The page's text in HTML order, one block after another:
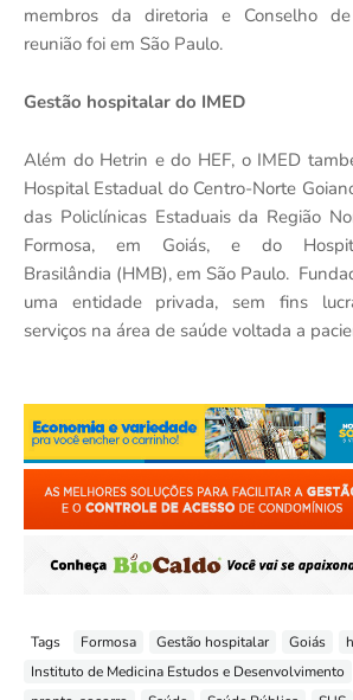
membros da diretoria e Conselho
reunião foi em São Paulo.
Gestão hospitalar do IMED
Além do Hetrin e do HEF, o IMED
Hospital Estadual do Centro-Norte
das Policlínicas Estaduais da Região
Formosa, em Goiás, e do
Brasilândia (HMB), em São Paulo.
uma entidade privada, sem fins
serviços na área de saúde voltada a
Tags Formosa Gestão hospitalar Goiás
Instituto de Medicina Estudos e Desenvolvimento